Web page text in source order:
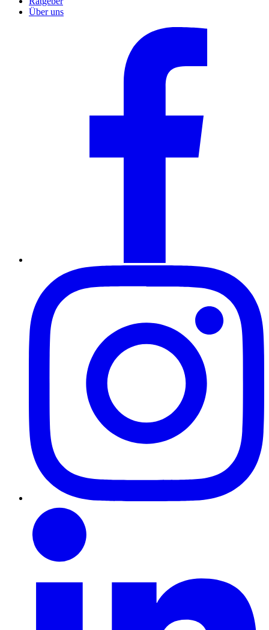
Über uns